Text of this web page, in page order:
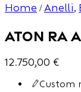
Home / Anelli,
Aton Ra
12.750,00 €
Custom